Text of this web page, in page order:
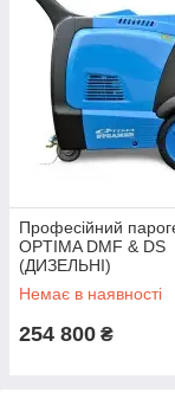
http://
Професійний
OPTIMA DMF & DS
(ДИЗЕЛЬНІ)
Немає в наявності
254 800 ₴